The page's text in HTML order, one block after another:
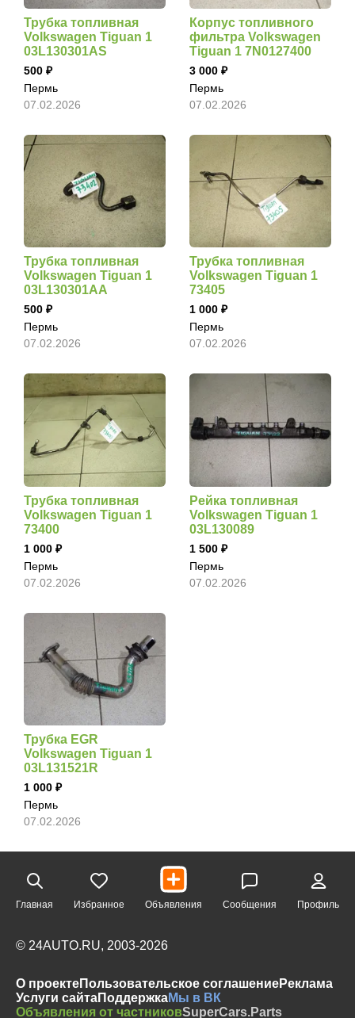
Трубка топливная
Volkswagen Tiguan 1
03L130301AS
500
Пермь
07.02.2026
Корпус топливного
фильтра Volkswagen
Tiguan 1 7N0127400
3 000
Пермь
07.02.2026
Трубка топливная
Volkswagen Tiguan 1
03L130301AA
500
Пермь
07.02.2026
Трубка топливная
Volkswagen Tiguan 1
73405
1 000
Пермь
07.02.2026
Трубка топливная
Volkswagen Tiguan 1
73400
1 000
Пермь
07.02.2026
Рейка топливная
Volkswagen Tiguan 1
03L130089
1 500
Пермь
07.02.2026
Трубка EGR
Volkswagen Tiguan 1
03L131521R
1 000
Пермь
07.02.2026
Главная Избранное Объявления Сообщения Профиль
© 24AUTO.RU, 2003-2026
О проектеПользовательское соглашениеРеклама
Услуги сайтаПоддержкаМы в ВК
Объявления от частниковSuperCars.Parts